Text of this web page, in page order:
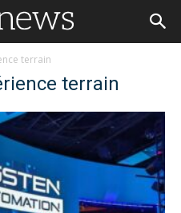
terrain
terrain